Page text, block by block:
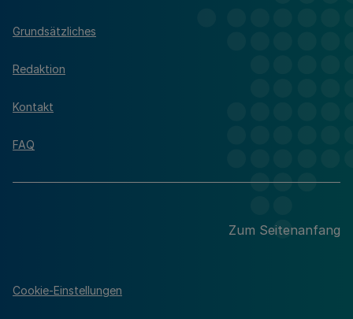
Grundsätzliches
Redaktion
Kontakt
FAQ
Zum Seitenanfang
Cookie-Einstellungen